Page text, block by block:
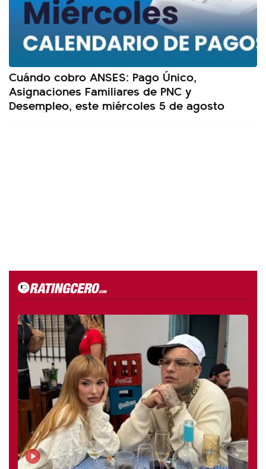
Cuándo cobro ANSES: Pago Único,
Asignaciones Familiares de PNC y
Desempleo, este miércoles 5 de agosto